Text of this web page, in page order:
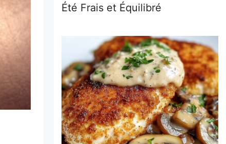
Été Frais et Équilibré